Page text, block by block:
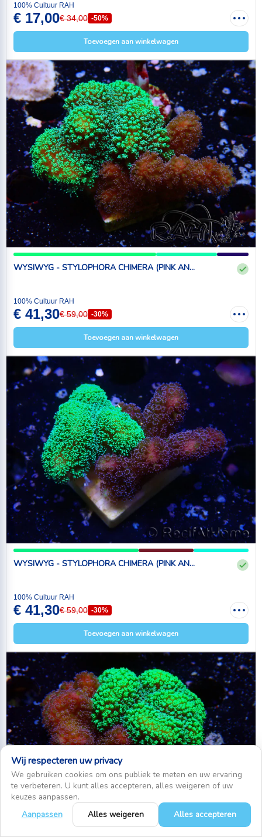
0
100% Cultuur RAH
€ 17,00€ 34,00 -50%
Toevoegen aan winkelwagen
WYSIWYG - STYLOPHORA CHIMERA (PINK AN...
100% Cultuur RAH
€ 41,30€ 59,00 -30%
Toevoegen aan winkelwagen
WYSIWYG - STYLOPHORA CHIMERA (PINK AN...
100% Cultuur RAH
€ 41,30€ 59,00 -30%
Toevoegen aan winkelwagen
Wij respecteren uw privacy
We gebruiken cookies om ons publiek te meten en uw ervaring
te verbeteren. U kunt alles accepteren, alles weigeren of uw
keuzes aanpassen.
Aanpassen
Alles weigeren Alles accepteren